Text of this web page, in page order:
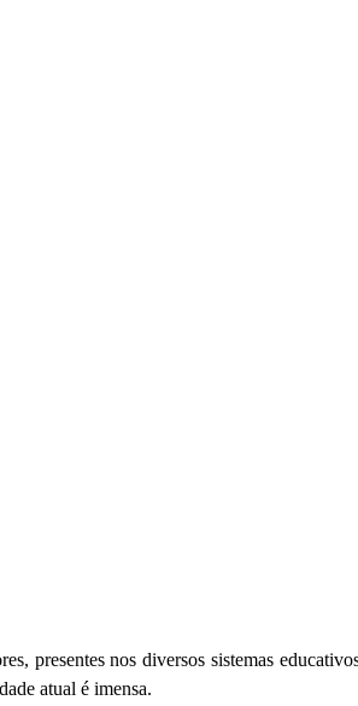
presentes nos diversos sistemas
atual é imensa.